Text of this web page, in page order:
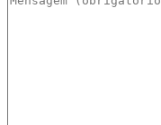
Endereço de email: